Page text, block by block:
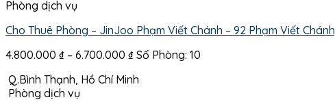
Phòng dịch vụ
Cho Thuê Phòng – JinJoo Phạm Viết Chánh – 92 Phạm Viết
4.800.000 ₫ – 6.700.000 ₫Khoảng
từ
Số Phòng: 10
Q.Bình Thạnh, Hồ Chí Minh
Phòng dịch vụ